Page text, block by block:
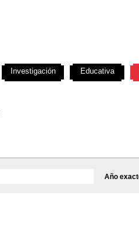
Año
Investigación Educativa